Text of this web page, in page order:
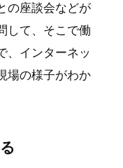
の座談会などが
して、そこで働
、インターネッ
場の様子がわか